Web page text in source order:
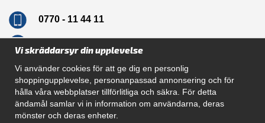
0770 - 11 44 11
Navigation
Hur beställer jag
Vi skräddarsyr din upplevelse
Vi använder cookies för att ge dig en personlig
shoppingupplevelse, personanpassad annonsering och för
hålla våra webbplatser tillförlitliga och säkra. För detta
ändamål samlar vi in information om användarna, deras
mönster och deras enheter.